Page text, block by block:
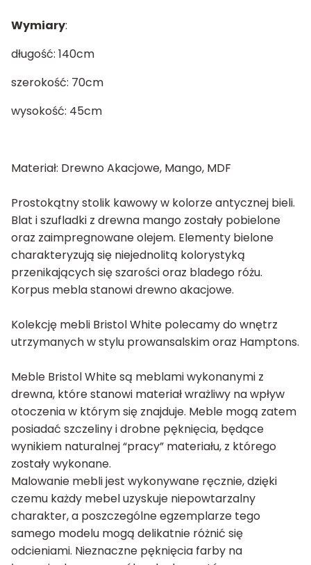
Wymiary:
długość: 140cm
szerokość: 70cm
wysokość: 45cm
Materiał: Drewno Akacjowe, Mango, MDF
Prostokątny stolik kawowy w kolorze antycznej bieli.
Blat i szufladki z drewna mango zostały pobielone
oraz zaimpregnowane olejem. Elementy bielone
charakteryzują się niejednolitą kolorystyką
przenikających się szarości oraz bladego różu.
Korpus mebla stanowi drewno akacjowe.
Kolekcję mebli Bristol White polecamy do wnętrz
utrzymanych w stylu prowansalskim oraz Hamptons.
Meble Bristol White są meblami wykonanymi z
drewna, które stanowi materiał wrażliwy na wpływ
otoczenia w którym się znajduje. Meble mogą zatem
posiadać szczeliny i drobne pęknięcia, będące
wynikiem naturalnej “pracy” materiału, z którego
zostały wykonane.
Malowanie mebli jest wykonywane ręcznie, dzięki
czemu każdy mebel uzyskuje niepowtarzalny
charakter, a poszczególne egzemplarze tego
samego modelu mogą delikatnie różnić się
odcieniami. Nieznaczne pęknięcia farby na